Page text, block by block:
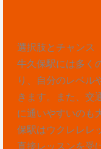
選択肢とチャンス
牛久保駅には多く
り、自分のレベル
きます。また、交
に通いやすいのも
保駅はウクレレレ
直接レッスンを受